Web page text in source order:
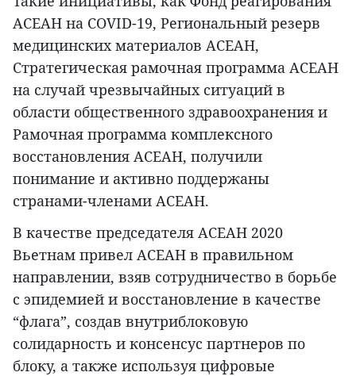
АСЕАН на COVID-19, Региональный резерв
медицинских материалов АСЕАН,
Стратегическая рамочная программа АСЕАН
на случай чрезвычайных ситуаций в
области общественного здравоохранения и
Рамочная программа комплексного
восстановления АСЕАН, получили
понимание и активно поддержаны
странами-членами АСЕАН.
В качестве председателя АСЕАН 2020
Вьетнам привел АСЕАН в правильном
направлении, взяв сотрудничество в борьбе
с эпидемией и восстановление в качестве
“флага”, создав внутриблоковую
солидарность и консенсус партнеров по
блоку, а также используя цифровые